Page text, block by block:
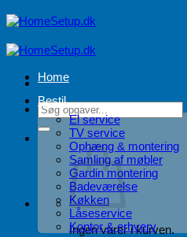
Fortsæt
til
Søg
efter:
Ingen varer i kurven.
Home
Bestil
El service
TV service
Ophæng & montering
Samling af møbler
Gardin montering
Badeværelse
Køkken
Låseservice
Kontor & erhverv